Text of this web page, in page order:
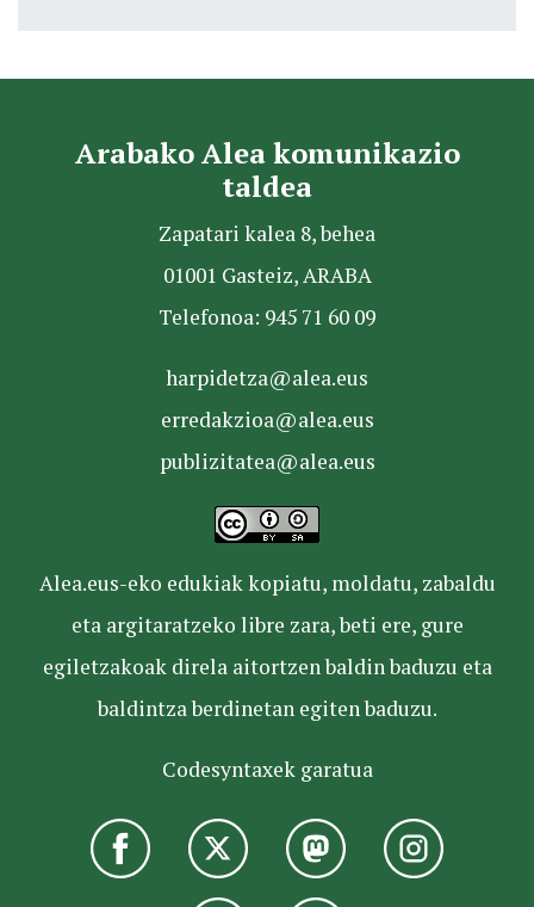
Arabako Alea komunikazio
taldea
Zapatari kalea 8, behea
01001 Gasteiz, ARABA
Telefonoa: 945 71 60 09
harpidetza@alea.eus
erredakzioa@alea.eus
publizitatea@alea.eus
Alea.eus-eko edukiak kopiatu, moldatu, zabaldu
eta argitaratzeko libre zara, beti ere, gure
egiletzakoak direla aitortzen baldin baduzu eta
baldintza berdinetan egiten baduzu.
Codesyntaxek garatua